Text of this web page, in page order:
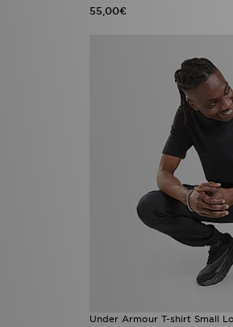
55,00€
Under Armour T-shirt Small